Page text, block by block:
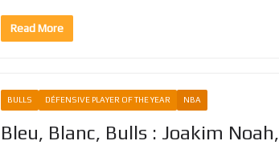
Read More
BULLS DÉFENSIVE PLAYER OF THE YEAR NBA
Bleu, Blanc, Bulls : Joakim Noah,